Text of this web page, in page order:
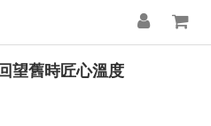
望舊時匠心溫度